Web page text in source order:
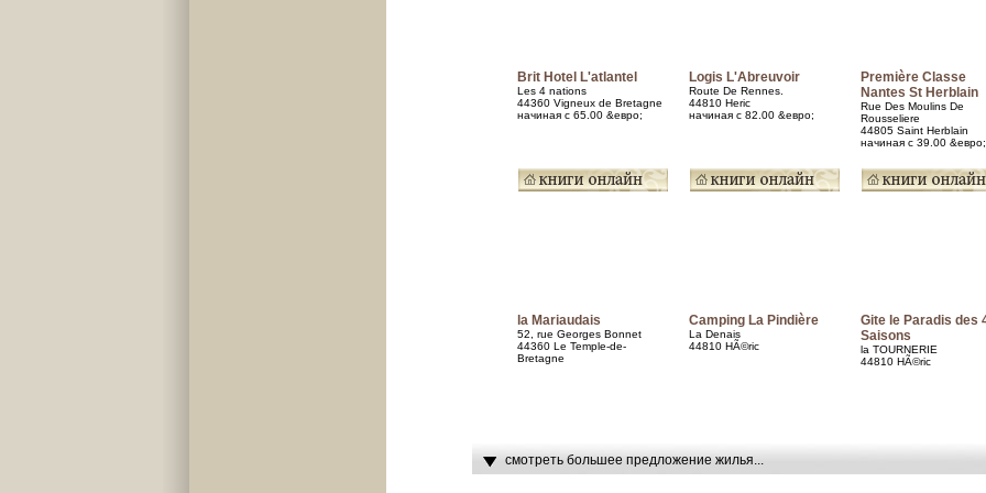
Brit Hotel L'atlantel
Les 4 nations
44360 Vigneux de Bretagne
начиная с 65.00 &евро;
Logis L'Abreuvoir
Route De Rennes.
44810 Heric
начиная с 82.00 &евро;
Première Classe
Nantes St Herblain
Rue Des Moulins De
Rousseliere
44805 Saint Herblain
начиная с 39.00 &евро;
la Mariaudais
52, rue Georges Bonnet
44360 Le Temple-de-
Bretagne
Camping La Pindière
La Denais
44810 HÃ©ric
Gite le Paradis des
Saisons
la TOURNERIE
44810 HÃ©ric
смотреть большее предложение жилья...